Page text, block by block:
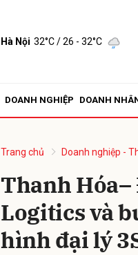
Hà Nội 32°C/ 26 - 32°C
DOANH NGHIỆP DOANH
Trang chủ Doanh nghiệp -
Thanh
Logitics và
hình đại lý